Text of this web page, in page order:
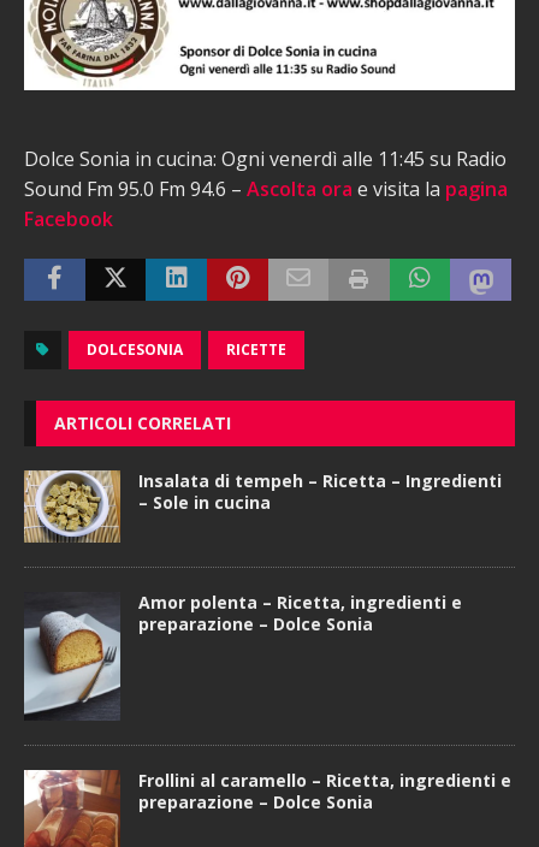
Dolce Sonia in cucina: Ogni venerdì alle 11:45 su Radio
Sound Fm 95.0 Fm 94.6 – Ascolta ora e visita la pagina
Facebook
DOLCESONIA RICETTE
ARTICOLI CORRELATI
Insalata di tempeh – Ricetta – Ingredienti
– Sole in cucina
Amor polenta – Ricetta, ingredienti e
preparazione – Dolce Sonia
Frollini al caramello – Ricetta, ingredienti e
preparazione – Dolce Sonia